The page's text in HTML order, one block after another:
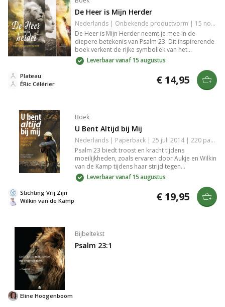
De Heer is Mijn Herder
Nederlands | Onbekende productvorm | 15 november 2017 | Basisbijbel | 9789058041289
De Heer is Mijn Herder neemt je mee in de
diepere betekenis van Psalm 23. Dit inspirerende
boek verkent de rijke symboliek van het
herderschap van God, de zorg en leiding die Hij
biedt. Door reflecties en inzichten uit het leven
van David krijg je een vernieuwd perspectief op
vertrouwen en hoop. Een waardevolle gids voor
iedereen die verbinding zoekt met spirituele
Leverbaar vanaf 15 augustus
ÉRic Célérier
Plateau € 14,95
Boek
U Bent Altijd bij Mij
Nederlands | Paperback | 25 juli 2014 | 220 pagina's | 9789490254339
Psalm 23 biedt troost en kracht tijdens
moeilijkheden, zoals ervaren door Aukje en Wilkin
van de Kamp tijdens haar strijd tegen
borstkanker. Dit boek onthult de constante
aanwezigheid en betrouwbaarheid van God in elk
levensseizoen, en hoe Zijn nabijheid steun biedt
in onzekere tijden. Inclusief gratis cd met het lied
Leverbaar vanaf 15 augustus
Wilkin van de Kamp
Stichting Vrij Zijn € 19,95
Bijbeltekst
Psalm 23:1
Eline Hoogenboom